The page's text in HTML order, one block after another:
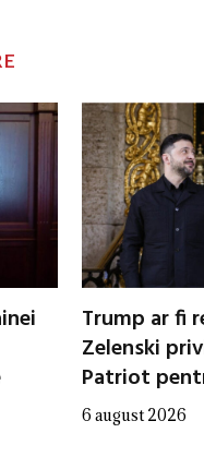
Trump ar fi
Zelenski
Patriot
6 august 2026